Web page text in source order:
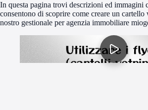
In questa pagina trovi descrizioni ed immagini
consentono di scoprire come creare un
nostro gestionale per agenzia immobiliare